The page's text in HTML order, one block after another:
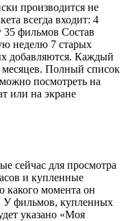
производится не
всегда входит: 4
35 фильмов Состав
неделю 7 старых
добавляются. Каждый
месяцев. Полный список
посмотреть на
или на экране
сейчас для просмотра
и купленные
какого момента он
У фильмов, купленных
указано «Моя